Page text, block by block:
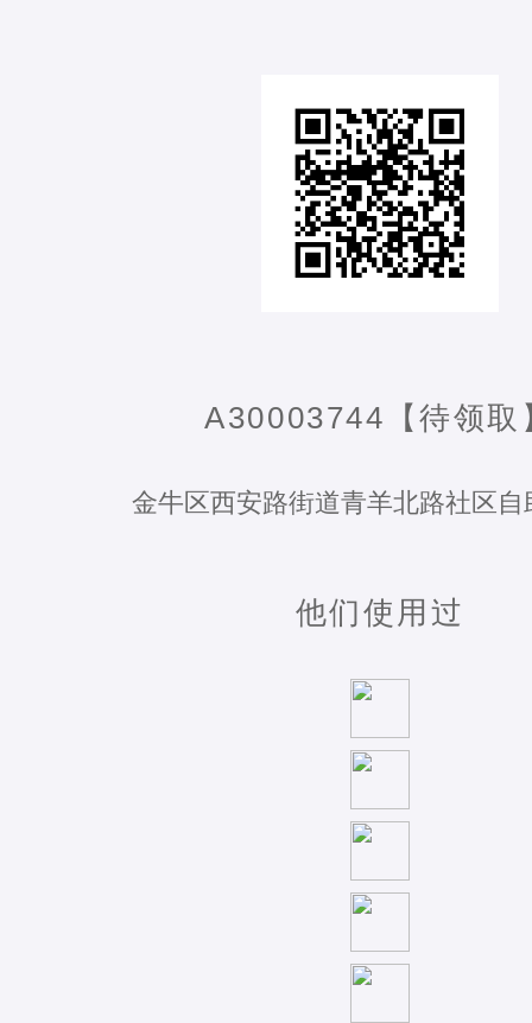
A30003744【待领取
金牛区西安路街道青羊北路社区
他们使用过